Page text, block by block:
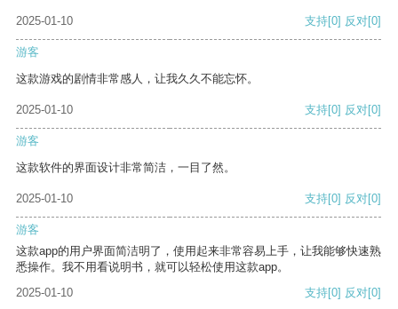
2025-01-10 支持[0] 反对[0]
游客
这款游戏的剧情非常感人，让我久久不能忘怀。
2025-01-10 支持[0] 反对[0]
游客
这款软件的界面设计非常简洁，一目了然。
2025-01-10 支持[0] 反对[0]
游客
这款app的用户界面简洁明了，使用起来非常容易上手，让我能够快速熟
悉操作。我不用看说明书，就可以轻松使用这款app。
2025-01-10
支持[0] 反对[0]